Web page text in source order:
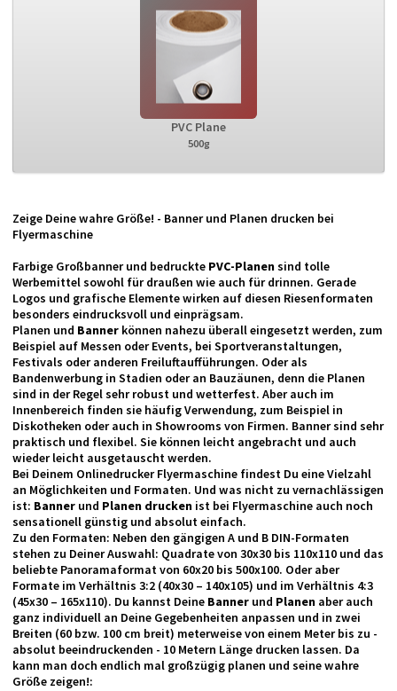
PVC Plane
500g
Zeige Deine wahre Größe! - Banner und Planen drucken bei
Flyermaschine
Farbige Großbanner und bedruckte PVC-Planensind tolle
Werbemittel sowohl für draußen wie auch für drinnen. Gerade
Logos und grafische Elemente wirken auf diesen Riesenformaten
besonders eindrucksvoll und einprägsam.
Planen und Banner können nahezu überall eingesetzt werden, zum
Beispiel auf Messen oder Events, bei Sportveranstaltungen,
Festivals oder anderen Freiluftaufführungen. Oder als
Bandenwerbung in Stadien oder an Bauzäunen, denn die Planen
sind in der Regel sehr robust und wetterfest. Aber auch im
Innenbereich finden sie häufig Verwendung, zum Beispiel in
Diskotheken oder auch in Showrooms von Firmen. Banner sind sehr
praktisch und flexibel. Sie können leicht angebracht und auch
wieder leicht ausgetauscht werden.
Bei Deinem Onlinedrucker Flyermaschine findest Du eine Vielzahl
an Möglichkeiten und Formaten. Und was nicht zu vernachlässigen
ist: Banner und Planen drucken ist bei Flyermaschine auch noch
sensationell günstig und absolut einfach.
Zu den Formaten: Neben den gängigen A und B DIN-Formaten
stehen zu Deiner Auswahl: Quadrate von 30x30 bis 110x110 und das
beliebte Panoramaformat von 60x20 bis 500x100. Oder aber
Formate im Verhältnis 3:2 (40x30 – 140x105) und im Verhältnis 4:3
(45x30 – 165x110). Du kannst Deine Banner und Planen aber auch
ganz individuell an Deine Gegebenheiten anpassen und in zwei
Breiten (60 bzw. 100 cm breit) meterweise von einem Meter bis zu -
absolut beeindruckenden - 10 Metern Länge drucken lassen. Da
kann man doch endlich mal großzügig planen und seine wahre
Größe zeigen!: